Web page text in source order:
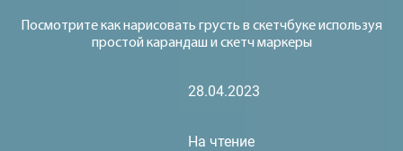
Посмотрите как нарисовать грусть в скетчбуке используя
простой карандаш и скетч маркеры
28.04.2023
На чтение